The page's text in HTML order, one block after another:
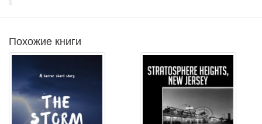
Похожие книги